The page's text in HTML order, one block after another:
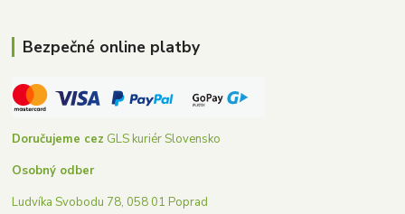
Bezpečné online platby
Doručujeme cez GLS kuriér Slovensko
Osobný odber
Ludvíka Svobodu 78, 058 01 Poprad